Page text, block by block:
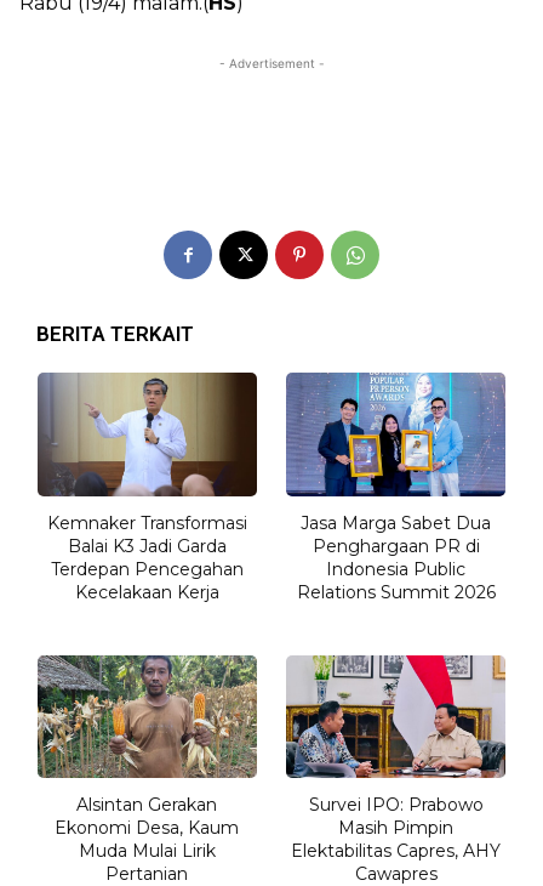
- Advertisement -
BERITA TERKAIT
Kemnaker Transformasi
Balai K3 Jadi Garda
Terdepan Pencegahan
Kecelakaan Kerja
Jasa Marga Sabet Dua
Penghargaan PR di
Indonesia Public
Relations Summit 2026
Alsintan Gerakan
Ekonomi Desa, Kaum
Muda Mulai Lirik
Pertanian
Survei IPO: Prabowo
Masih Pimpin
Elektabilitas Capres, AHY
Cawapres